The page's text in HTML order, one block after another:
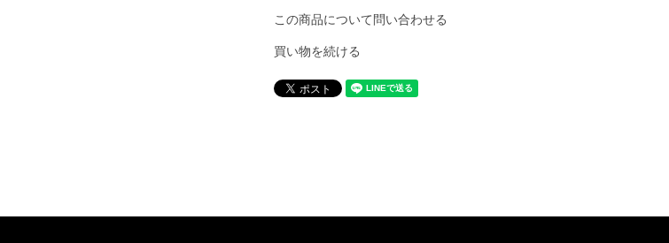
この商品について問い合わせる
買い物を続ける